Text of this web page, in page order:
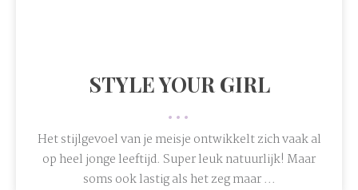
STYLE YOUR GIRL
•••
Het stijlgevoel van je meisje ontwikkelt zich vaak al
op heel jonge leeftijd. Super leuk natuurlijk! Maar
soms ook lastig als het zeg maar ...